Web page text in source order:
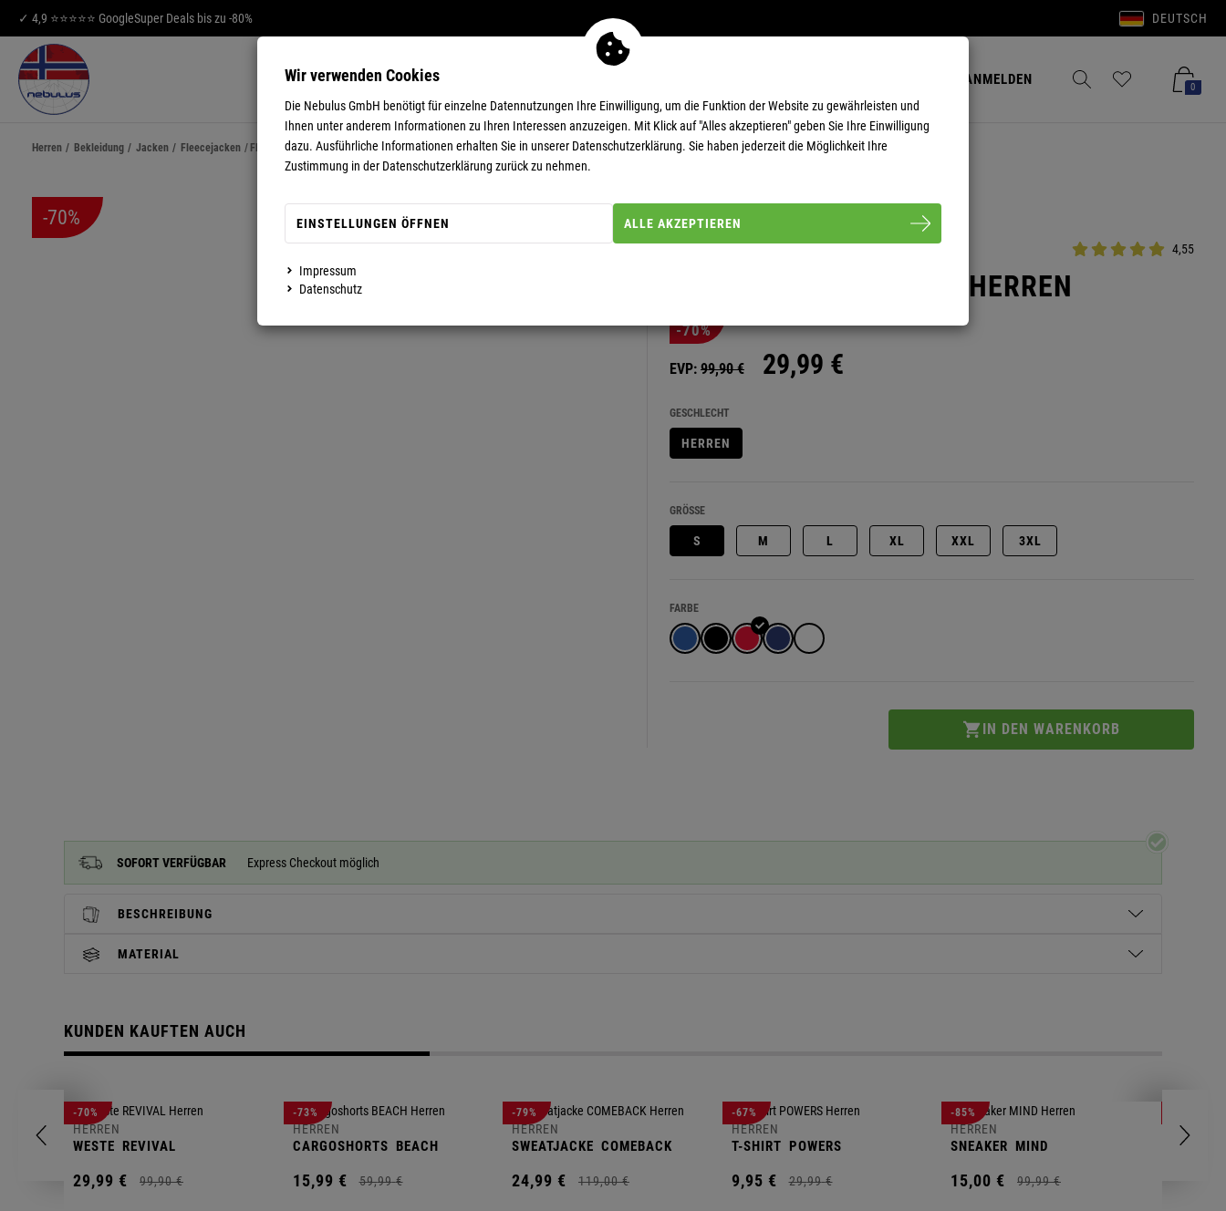
✓ 4,9 ⭐⭐⭐⭐⭐ GoogleSuper Deals bis zu -80% DEUTSCH
HERREN DAMEN AnmeldenANMELDEN Merkzettel aufklappenWarenkorb
0
Herren / Bekleidung / Jacken / Fleecejacken / Fleecejacke HENSON Herren
-70%
MEHR ANZEIGEN
Artikel-Nummer: 20000098 4,55
FLEECEJACKE HENSON HERREN
-70%
EVP: 99,90 € 29,99 €
GESCHLECHT
HERREN
GRÖSSE
S M L XL XXL 3XL
FARBE
SOFORT VERFÜGBAR Express Checkout möglich
BESCHREIBUNG
MATERIAL
KUNDEN KAUFTEN AUCH
-70%
HERREN
WESTE REVIVAL
29,99 € 99,90 €
-73%
HERREN
CARGOSHORTS BEACH
15,99 € 59,99 €
-79%
HERREN
SWEATJACKE COMEBACK
24,99 € 119,00 €
-67%
HERREN
T-SHIRT POWERS
9,95 € 29,99 €
-85%
HERREN
SNEAKER MIND
15,00 € 99,99 €
Wir verwenden Cookies
Die Nebulus GmbH benötigt für einzelne Datennutzungen Ihre Einwilligung, um die Funktion der Website zu gewährleisten und
Ihnen unter anderem Informationen zu Ihren Interessen anzuzeigen. Mit Klick auf "Alles akzeptieren" geben Sie Ihre Einwilligung
dazu. Ausführliche Informationen erhalten Sie in unserer Datenschutzerklärung. Sie haben jederzeit die Möglichkeit Ihre
Zustimmung in der Datenschutzerklärung zurück zu nehmen.
EINSTELLUNGEN ÖFFNEN ALLE AKZEPTIEREN
Impressum
Datenschutz